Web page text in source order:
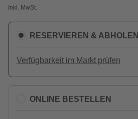
Inkl. MwSt.
RESERVIEREN & ABHOLEN
Verfügbarkeit im Markt prüfen
ONLINE BESTELLEN